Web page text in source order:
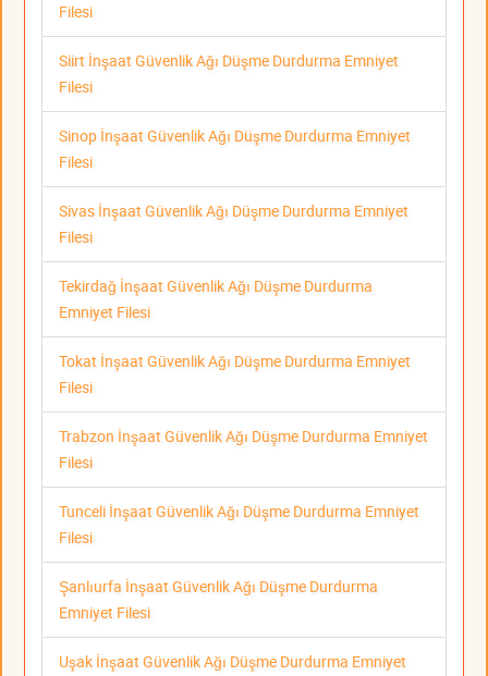
Filesi
Siirt İnşaat Güvenlik Ağı Düşme Durdurma Emniyet
Filesi
Sinop İnşaat Güvenlik Ağı Düşme Durdurma Emniyet
Filesi
Sivas İnşaat Güvenlik Ağı Düşme Durdurma Emniyet
Filesi
Tekirdağ İnşaat Güvenlik Ağı Düşme Durdurma
Emniyet Filesi
Tokat İnşaat Güvenlik Ağı Düşme Durdurma Emniyet
Filesi
Trabzon İnşaat Güvenlik Ağı Düşme Durdurma Emniyet
Filesi
Tunceli İnşaat Güvenlik Ağı Düşme Durdurma Emniyet
Filesi
Şanlıurfa İnşaat Güvenlik Ağı Düşme Durdurma
Emniyet Filesi
Uşak İnşaat Güvenlik Ağı Düşme Durdurma Emniyet